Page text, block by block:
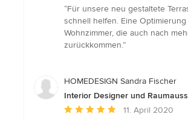
Bewertung:
5
von
5
“Für unsere neu gestaltete
schnell helfen. Eine
Wohnzimmer, die auch nach
zurückkommen.”
HOMEDESIGN Sandra Fischer
Interior Designer und
Durchschnittliche11. April 2020